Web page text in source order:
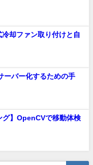
却ファン取り付けと自
バー化するための手
グ】OpenCVで移動体検